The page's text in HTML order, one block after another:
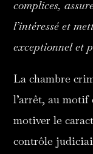
complices,
l’intéressé et
exceptionnel et
La chambre
l’arrêt, au
motiver le
contrôle